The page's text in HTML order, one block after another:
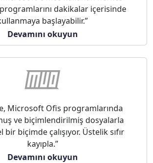
dakikalar içerisinde
başlayabilir.”
Devamını okuyun
Microsoft Ofis programlarında
ve biçimlendirilmiş dosyalarla
biçimde çalışıyor. Üstelik sıfır
kayıpla.”
Devamını okuyun